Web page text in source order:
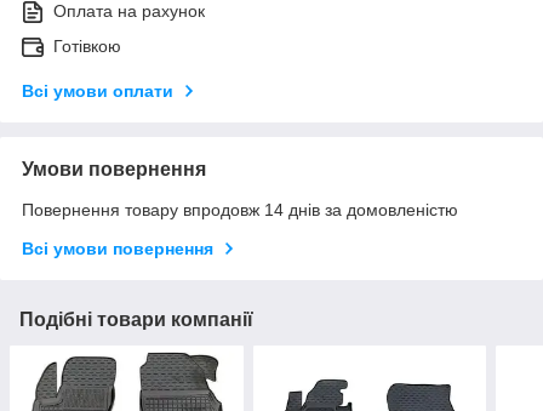
Оплата на рахунок
Готівкою
Всі умови оплати
Умови повернення
Повернення товару впродовж 14 днів за домовленістю
Всі умови повернення
Подібні товари компанії